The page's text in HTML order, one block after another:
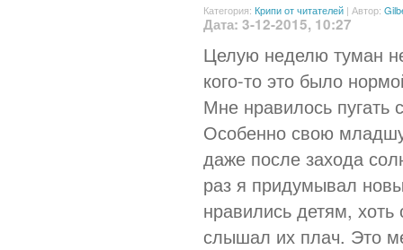
Категория: Крипи от читателей | Автор:
Дата: 3-12-2015, 10:27
Целую неделю туман
кого-то это было
Мне нравилось пугать
Особенно свою
даже после захода
раз я придумывал
нравились детям,
слышал их плач. Это